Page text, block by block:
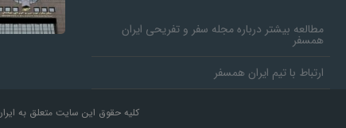
مطالعه بیشتر درباره مجله سفر و تفریحی ایران
همسفر
ارتباط با تیم ایران همسفر
کلیه حقوق این سایت متعلق به